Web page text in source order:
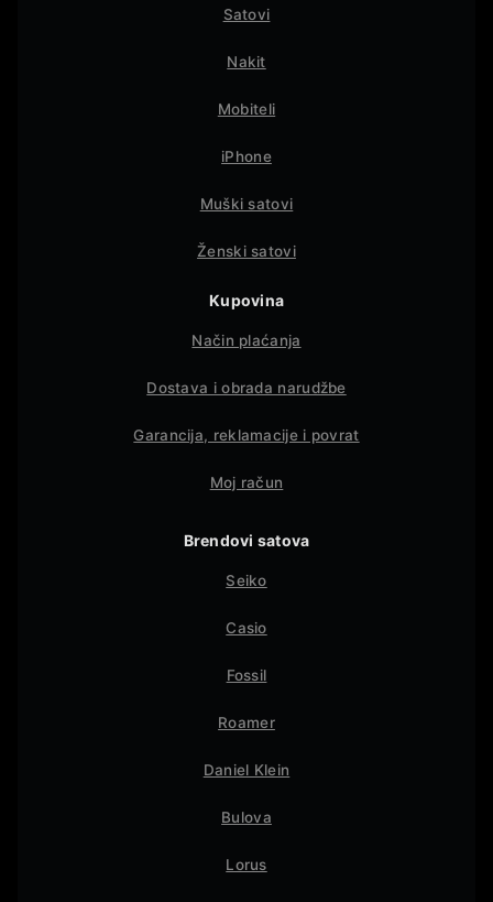
Satovi
Nakit
Mobiteli
iPhone
Muški satovi
Ženski satovi
Kupovina
Način plaćanja
Dostava i obrada narudžbe
Garancija, reklamacije i povrat
Moj račun
Brendovi satova
Seiko
Casio
Fossil
Roamer
Daniel Klein
Bulova
Lorus